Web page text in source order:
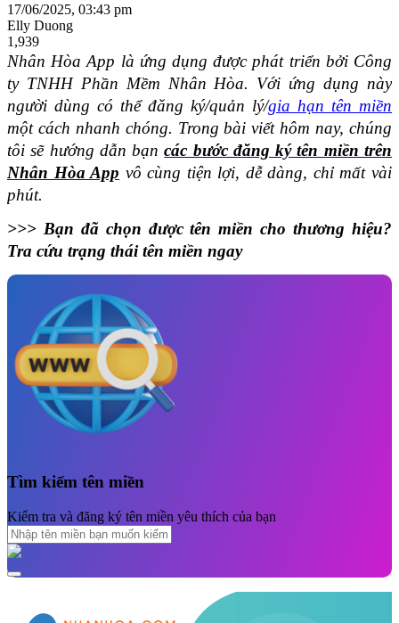
17/06/2025, 03:43 pm
Elly Duong
1,939
Nhân Hòa App là ứng dụng được phát triển bởi Công
ty TNHH Phần Mềm Nhân Hòa. Với ứng dụng này
người dùng có thể đăng ký/quản lý/gia hạn tên miền
một cách nhanh chóng. Trong bài viết hôm nay, chúng
tôi sẽ hướng dẫn bạn các bước đăng ký tên miền trên
Nhân Hòa App vô cùng tiện lợi, dễ dàng, chỉ mất vài
phút.
>>> Bạn đã chọn được tên miền cho thương hiệu?
Tra cứu trạng thái tên miền ngay
Tìm kiếm tên miền
Kiểm tra và đăng ký tên miền yêu thích của bạn